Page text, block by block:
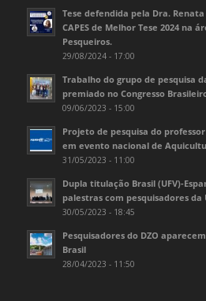
Tese defendida pela Dra.
CAPES de Melhor Tese 2024 na
Pesqueiros.
29/08/2024 - 17:00
Trabalho do grupo de pesquisa
premiado no Congresso
09/06/2023 - 15:00
Projeto de pesquisa do
em evento nacional de
31/05/2023 - 11:00
Dupla titulação Brasil (UFV)-
palestras com pesquisadores
30/05/2023 - 18:45
Pesquisadores do DZO
Brasil
28/04/2023 - 11:50